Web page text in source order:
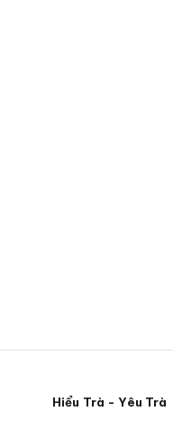
Hiểu Trà - Yêu Trà